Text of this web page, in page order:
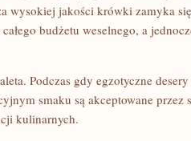
wysokiej jakości krówki zamyka
budżetu weselnego, a
Podczas gdy egzotyczne
smaku są akceptowane przez
kulinarnych.